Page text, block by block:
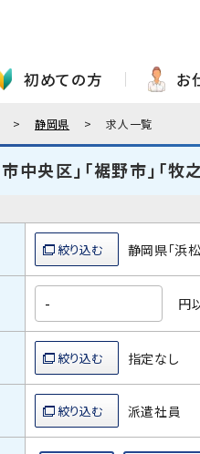
初めての方 お
静岡県 求人一覧
中央区」「裾野市」「
静岡県「浜
円
指定なし
派遣社員